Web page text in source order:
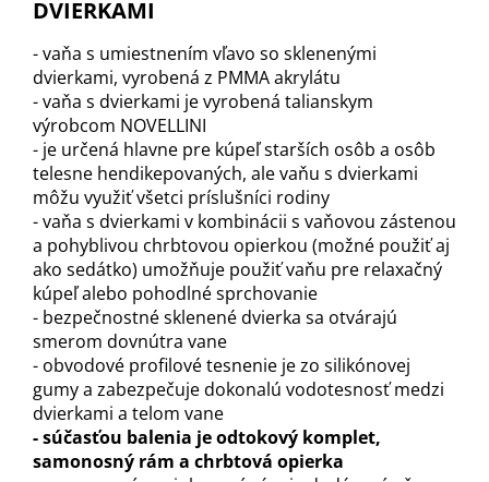
DVIERKAMI
- vaňa s umiestnením vľavo so sklenenými
dvierkami, vyrobená z PMMA akrylátu
- vaňa s dvierkami je vyrobená talianskym
výrobcom NOVELLINI
- je určená hlavne pre kúpeľ starších osôb a osôb
telesne hendikepovaných, ale vaňu s dvierkami
môžu využiť všetci príslušníci rodiny
- vaňa s dvierkami v kombinácii s vaňovou zástenou
a pohyblivou chrbtovou opierkou (možné použiť aj
ako sedátko) umožňuje použiť vaňu pre relaxačný
kúpeľ alebo pohodlné sprchovanie
- bezpečnostné sklenené dvierka sa otvárajú
smerom dovnútra vane
- obvodové profilové tesnenie je zo silikónovej
gumy a zabezpečuje dokonalú vodotesnosť medzi
dvierkami a telom vane
- súčasťou balenia je odtokový komplet,
samonosný rám a chrbtová opierka